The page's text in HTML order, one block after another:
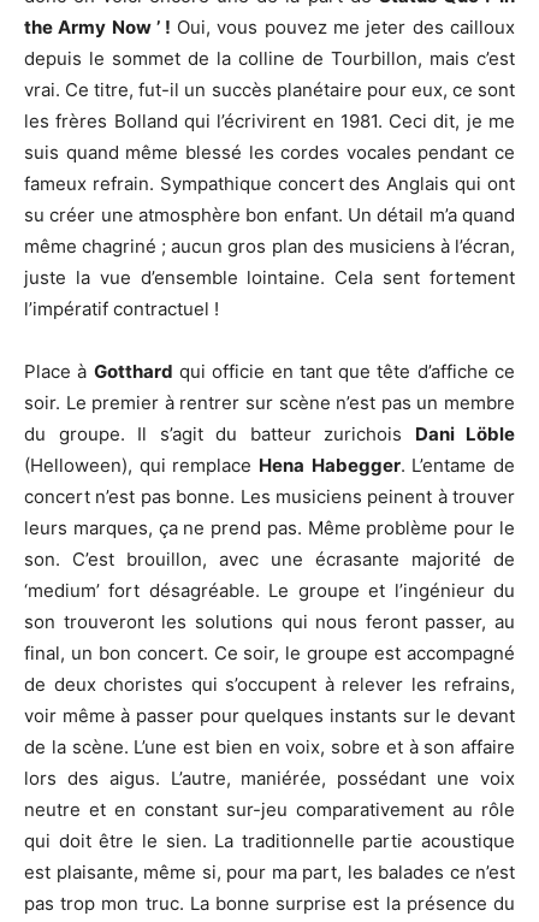
the Army Now ’ ! Oui, vous pouvez me jeter des cailloux
depuis le sommet de la colline de Tourbillon, mais c’est
vrai. Ce titre, fut-il un succès planétaire pour eux, ce sont
les frères Bolland qui l’écrivirent en 1981. Ceci dit, je me
suis quand même blessé les cordes vocales pendant ce
fameux refrain. Sympathique concert des Anglais qui ont
su créer une atmosphère bon enfant. Un détail m’a quand
même chagriné ; aucun gros plan des musiciens à l’écran,
juste la vue d’ensemble lointaine. Cela sent fortement
l’impératif contractuel !
Place à Gotthard qui officie en tant que tête d’affiche ce
soir. Le premier à rentrer sur scène n’est pas un membre
du groupe. Il s’agit du batteur zurichois Dani Löble
(Helloween), qui remplace Hena Habegger. L’entame de
concert n’est pas bonne. Les musiciens peinent à trouver
leurs marques, ça ne prend pas. Même problème pour le
son. C’est brouillon, avec une écrasante majorité de
‘medium’ fort désagréable. Le groupe et l’ingénieur du
son trouveront les solutions qui nous feront passer, au
final, un bon concert. Ce soir, le groupe est accompagné
de deux choristes qui s’occupent à relever les refrains,
voir même à passer pour quelques instants sur le devant
de la scène. L’une est bien en voix, sobre et à son affaire
lors des aigus. L’autre, maniérée, possédant une voix
neutre et en constant sur-jeu comparativement au rôle
qui doit être le sien. La traditionnelle partie acoustique
est plaisante, même si, pour ma part, les balades ce n’est
pas trop mon truc. La bonne surprise est la présence du